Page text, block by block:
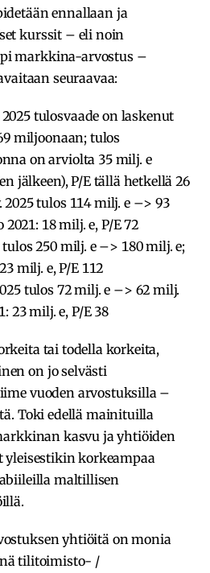
ennallaan ja
kurssit – eli noin
markkina-arvostus –
seuraavaa:
tulosvaade on laskenut
miljoonaan; tulos
on arviolta 35 milj. e
jälkeen), P/E tällä hetkellä 26
2025 tulos 114 milj. e –> 93
18 milj. e, P/E 72
tulos 250 milj. e –> 180 milj. e;
milj. e, P/E 112
tulos 72 milj. e –> 62 milj.
23 milj. e, P/E 38
tai todella korkeita,
on jo selvästi
vuoden arvostuksilla –
Toki edellä mainituilla
kasvu ja yhtiöiden
korkeampaa
maltillisen
yhtiöitä on monia
tilitoimisto- /